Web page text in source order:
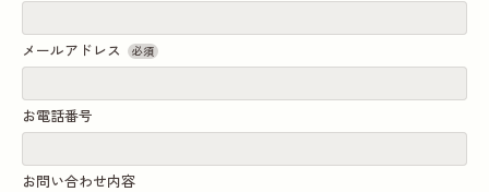
メールアドレス 必須
お電話番号
お問い合わせ内容